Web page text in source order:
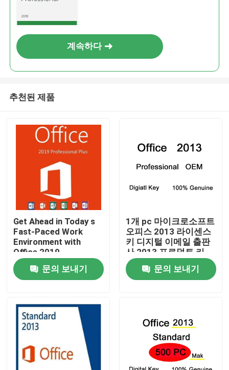
집
제품
계속하다
추천된 제품
Get Ahead in Today s
Fast-Paced Work
Environment with
Office 2019
Professional Plus
문의 보내기
1개 pc 마이크로소프트
오피스 2013 라이센스
키 디지털 이메일 출판
사 2013 프로덕트 키
문의 보내기